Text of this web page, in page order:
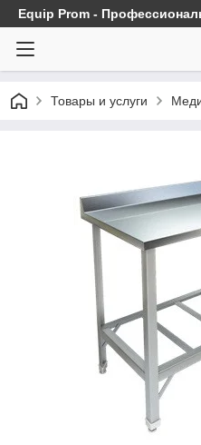
Equip Prom -
Товары и услуги